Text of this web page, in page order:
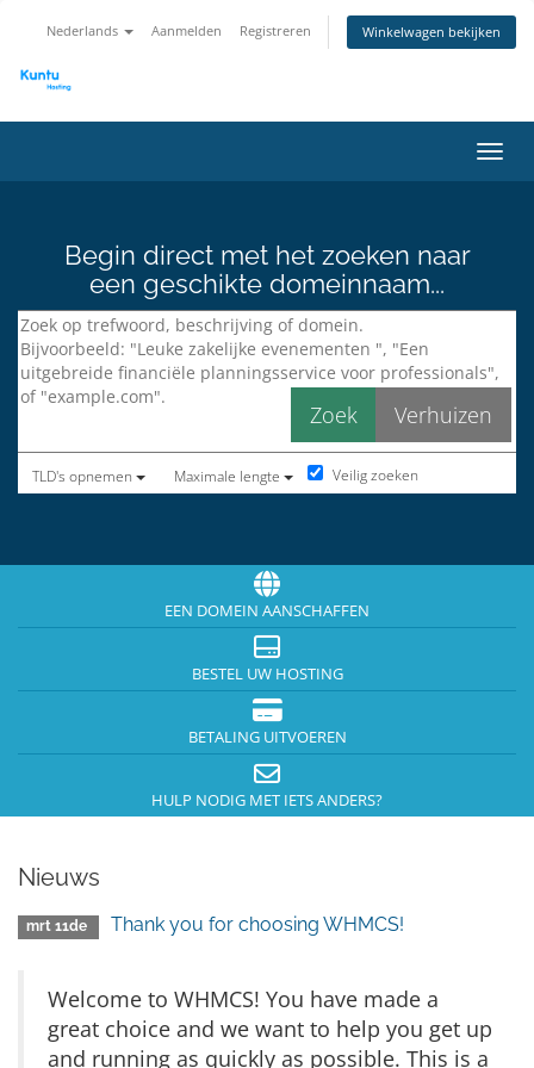
Nederlands Aanmelden Registreren Winkelwagen bekijken
Begin direct met het zoeken naar
een geschikte domeinnaam...
TLD's opnemen Maximale lengte Veilig zoeken
EEN DOMEIN AANSCHAFFEN
BESTEL UW HOSTING
BETALING UITVOEREN
HULP NODIG MET IETS ANDERS?
Nieuws
mrt 11de Thank you for choosing WHMCS!
Welcome to WHMCS! You have made a
great choice and we want to help you get up
and running as quickly as possible. This is a